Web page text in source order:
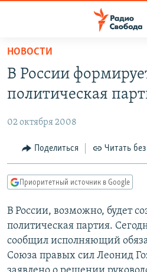
упрощенного
доступа
основному
Вернутся
главной
навигации
Вернутся
поиску
ЦИТАТЫ СВОБОДЫ
МНЕНИЯ
IDEL.РЕАЛИИ
КАВКАЗ.РЕАЛИИ
СЕВЕР.РЕАЛИИ
СИБИРЬ.РЕАЛИИ
НОВОСТИ
В России
политическая
02 октября 2008
Поделиться Читать без
Приоритетный источник в Google
В России, возможно, будет
политическая партия.
сообщил исполняющий
Союза правых сил Леонид